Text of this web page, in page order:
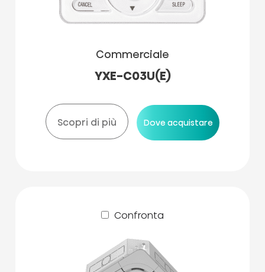
Commerciale
YXE-C03U(E)
Scopri di più Dove acquistare
Confronta